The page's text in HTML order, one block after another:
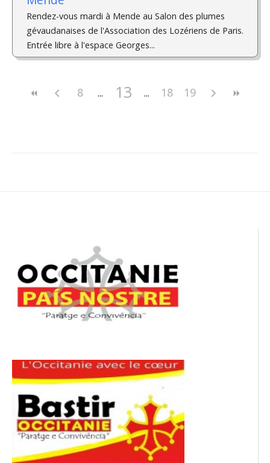
Rendez-vous mardi à Mende au Salon des plumes
gévaudanaises de l'Association des Lozériens de Paris.
Entrée libre à l'espace Georges...
8 13 18 19